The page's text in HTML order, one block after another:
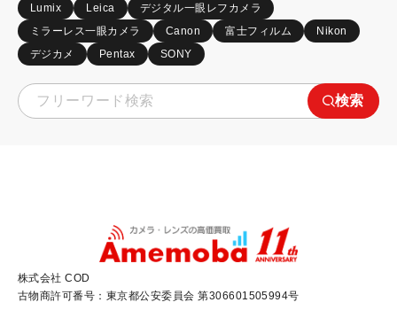
Lumix Leica
デジタル一眼レフカメラ
ミラーレス一眼カメラ
Canon 富士フィルム
Nikon
デジカメ
Pentax SONY
検索
株式会社 COD
古物商許可番号：東京都公安委員会 第306601505994号